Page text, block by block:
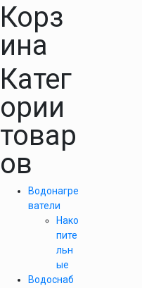
Корз
ина
Катег
ории
товар
ов
Водонагре
ватели
Нако
пите
льн
ые
Водоснаб